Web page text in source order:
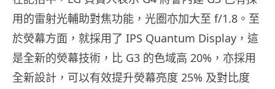
用的雷射光輔助對焦功能，光圈亦加大至 f/1.8。至
於熒幕方面，就採用了 IPS Quantum Display，這
是全新的熒幕技術，比 G3 的色域高 20%，亦採用
全新設計，可以有效提升熒幕亮度 25% 及對比度